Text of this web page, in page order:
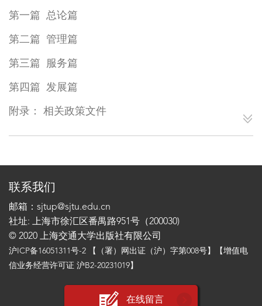
第一篇 总论篇
第二篇 管理篇
第三篇 服务篇
第四篇 发展篇
附录： 相关政策文件
联系我们
邮箱：sjtup@sjtu.edu.cn
社址: 上海市徐汇区番禺路951号（200030)
© 2020 上海交通大学出版社有限公司
沪ICP备16051311号-2 【（署）网出证（沪）字第008号】【增值电
信业务经营许可证 沪B2-20231019】
在线留言